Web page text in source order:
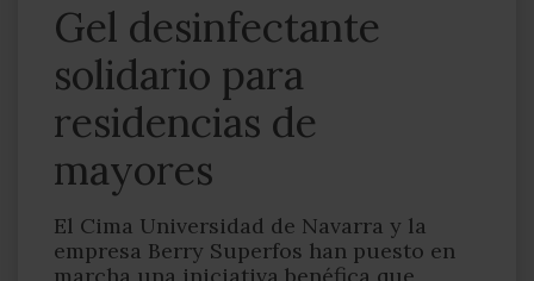
Gel desinfectante
solidario para
residencias de
mayores
El Cima Universidad de Navarra y la
empresa Berry Superfos han puesto en